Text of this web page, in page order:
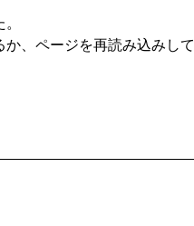
、ページを再読み込みして